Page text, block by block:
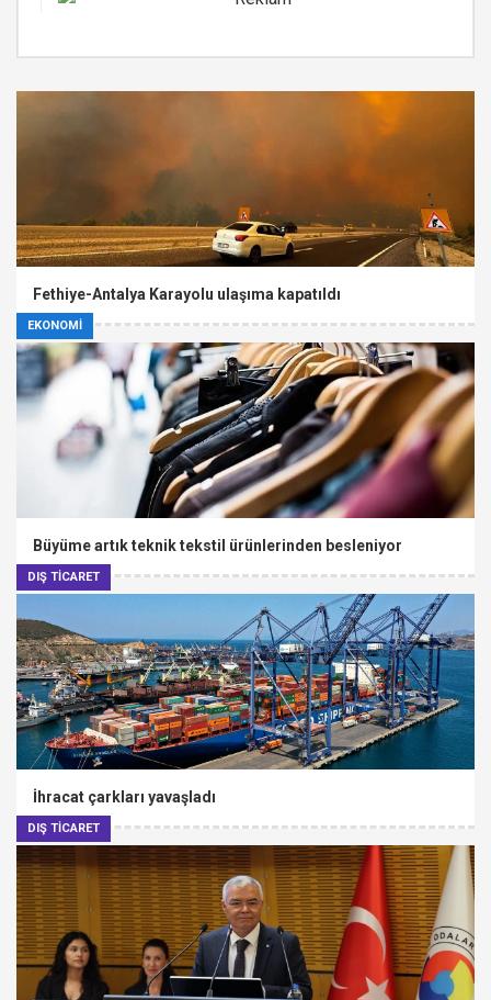
EKONOMİ
Fethiye-Antalya Karayolu ulaşıma kapatıldı
DIŞ TİCARET
Büyüme artık teknik tekstil ürünlerinden besleniyor
DIŞ TİCARET
İhracat çarkları yavaşladı